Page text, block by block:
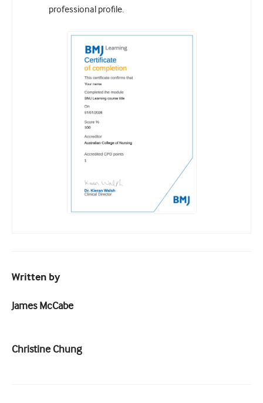
professional profile.
Written by
James McCabe
Christine Chung